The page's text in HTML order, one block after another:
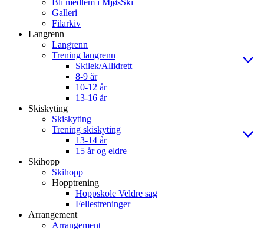
Galleri
Filarkiv
Langrenn
Langrenn
Trening langrenn
Skilek/Allidrett
8-9 år
10-12 år
13-16 år
Skiskyting
Skiskyting
Trening skiskyting
13-14 år
15 år og eldre
Skihopp
Skihopp
Hopptrening
Hoppskole Veldre sag
Fellestreninger
Arrangement
Arrangement